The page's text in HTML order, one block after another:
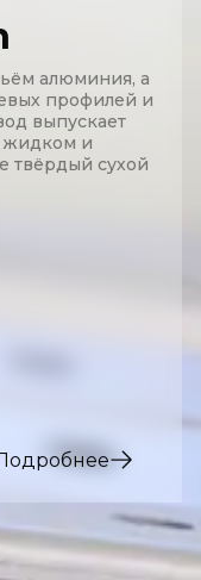
алюминия, а
профилей и
выпускает
жидком и
твёрдый сухой